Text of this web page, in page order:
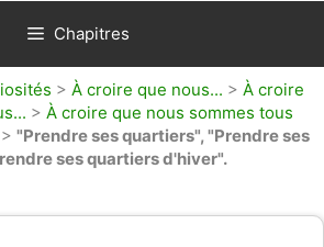
Chapitres
> À croire que nous... > À croire
> À croire que nous sommes tous
> "Prendre ses quartiers", "Prendre ses
ses quartiers d'hiver".